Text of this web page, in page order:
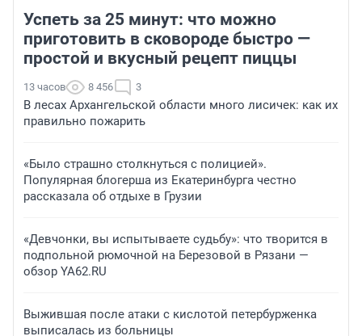
Успеть за 25 минут: что можно
приготовить в сковороде быстро —
простой и вкусный рецепт пиццы
13 часов 8 456 3
В лесах Архангельской области много лисичек: как их
правильно пожарить
«Было страшно столкнуться с полицией».
Популярная блогерша из Екатеринбурга честно
рассказала об отдыхе в Грузии
«Девчонки, вы испытываете судьбу»: что творится в
подпольной рюмочной на Березовой в Рязани —
обзор YA62.RU
Выжившая после атаки с кислотой петербурженка
выписалась из больницы